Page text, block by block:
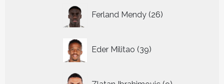
Ferland Mendy 26
producten
Eder Militao 39
producten